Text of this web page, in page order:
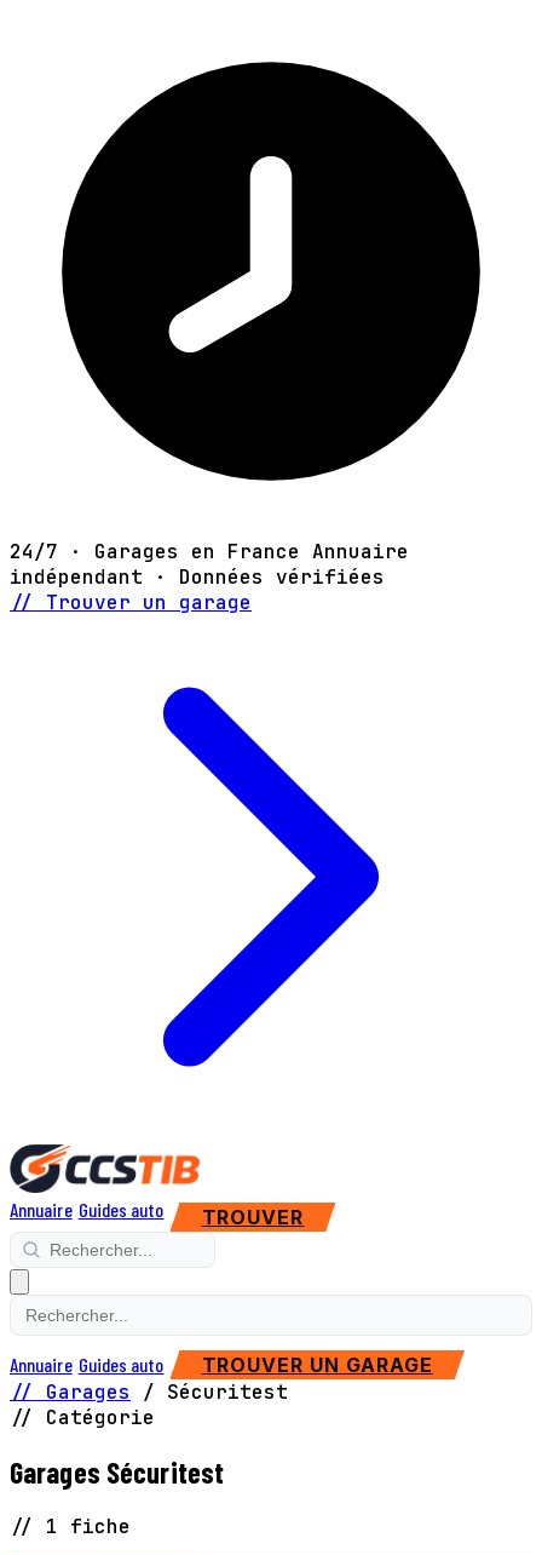
24/7 · Garages en France Annuaire
indépendant · Données vérifiées
// Trouver un garage
Annuaire Guides auto TROUVER
Annuaire Guides auto TROUVER UN GARAGE
// Garages / Sécuritest
// Catégorie
Garages Sécuritest
// 1 fiche